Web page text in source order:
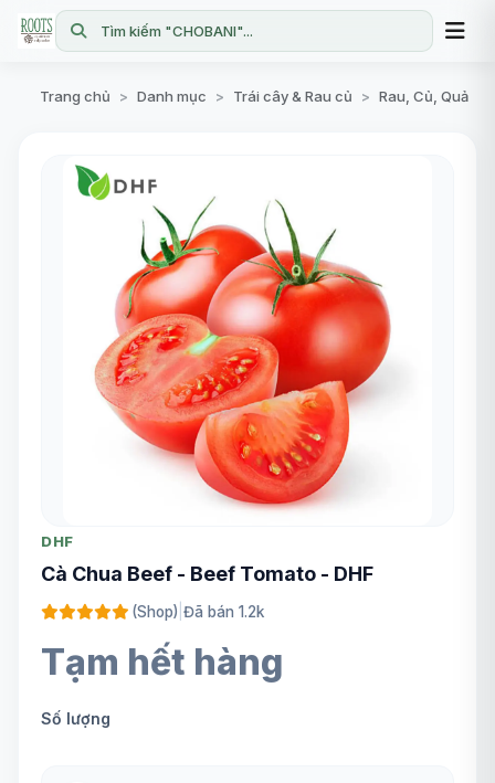
Tìm kiếm "CHOBANI"...
Trang chủ > Danh mục > Trái cây & Rau củ > Rau, Củ, Quả
DHF
Cà Chua Beef - Beef Tomato - DHF
(Shop) Đã bán 1.2k
Tạm hết hàng
Số lượng